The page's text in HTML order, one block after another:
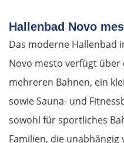
Hallenbad Novo
Das moderne Hallenbad
Novo mesto verfügt über
mehreren Bahnen, ein
sowie Sauna- und
sowohl für sportliches
Familien, die
Suwałki
Ełk